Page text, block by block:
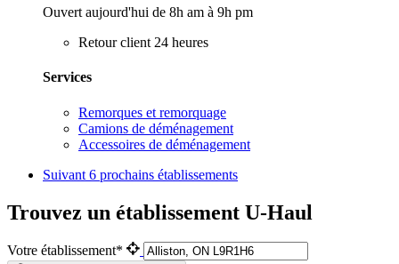
Ouvert aujourd'hui de 8h am à 9h pm
Retour client 24 heures
Services
Remorques et remorquage
Camions de déménagement
Accessoires de déménagement
Suivant 6 prochains établissements
Trouvez un établissement U-Haul
Votre établissement*